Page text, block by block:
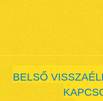
BELSŐ